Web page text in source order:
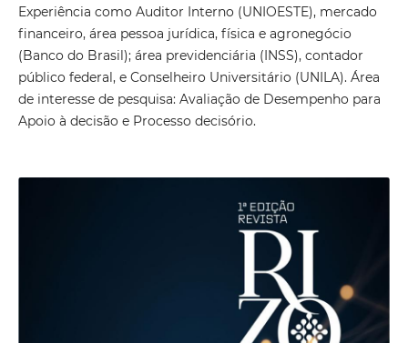
Experiência como Auditor Interno (UNIOESTE), mercado
financeiro, área pessoa jurídica, física e agronegócio
(Banco do Brasil); área previdenciária (INSS), contador
público federal, e Conselheiro Universitário (UNILA). Área
de interesse de pesquisa: Avaliação de Desempenho para
Apoio à decisão e Processo decisório.